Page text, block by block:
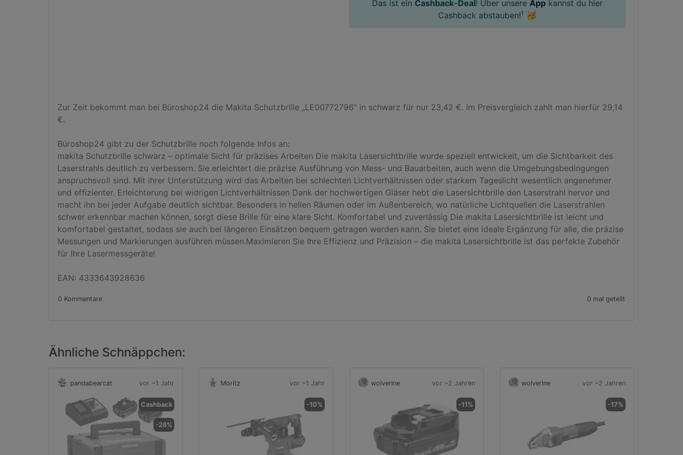
Das ist ein Cashback-Deal! Über unsere App kannst du hier
Cashback abstauben!1 🥳
Zur Zeit bekommt man bei Büroshop24 die Makita Schutzbrille „LE00772796“ in schwarz für nur 23,42 €. Im Preisvergleich zahlt man hierfür 29,14
€.
Büroshop24 gibt zu der Schutzbrille noch folgende Infos an:
makita Schutzbrille schwarz – optimale Sicht für präzises Arbeiten Die makita Lasersichtbrille wurde speziell entwickelt, um die Sichtbarkeit des
Laserstrahls deutlich zu verbessern. Sie erleichtert die präzise Ausführung von Mess- und Bauarbeiten, auch wenn die Umgebungsbedingungen
anspruchsvoll sind. Mit ihrer Unterstützung wird das Arbeiten bei schlechten Lichtverhältnissen oder starkem Tageslicht wesentlich angenehmer
und effizienter. Erleichterung bei widrigen Lichtverhältnissen Dank der hochwertigen Gläser hebt die Lasersichtbrille den Laserstrahl hervor und
macht ihn bei jeder Aufgabe deutlich sichtbar. Besonders in hellen Räumen oder im Außenbereich, wo natürliche Lichtquellen die Laserstrahlen
schwer erkennbar machen können, sorgt diese Brille für eine klare Sicht. Komfortabel und zuverlässig Die makita Lasersichtbrille ist leicht und
komfortabel gestaltet, sodass sie auch bei längeren Einsätzen bequem getragen werden kann. Sie bietet eine ideale Ergänzung für alle, die präzise
Messungen und Markierungen ausführen müssen.Maximieren Sie Ihre Effizienz und Präzision – die makita Lasersichtbrille ist das perfekte Zubehör
für Ihre Lasermessgeräte!
EAN: 4333643928636
0 Kommentare 0 mal geteilt
Ähnliche Schnäppchen:
pandabearcat vor ~1 Jahr
Cashback
-28%
Moritz vor ~1 Jahr
-10%
wolverine vor ~2 Jahren
-11%
wolverine vor ~2 Jahren
-17%